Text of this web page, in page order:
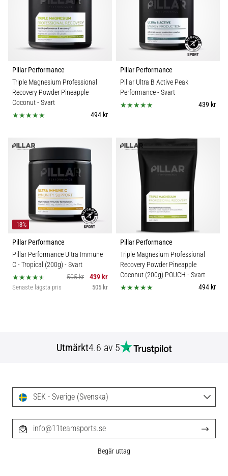
Pillar Performance
Triple Magnesium Professional
Recovery Powder Pineapple
Coconut- Svart
494 kr
Pillar Performance
Pillar Ultra B Active Peak
Performance- Svart
439 kr
-13%
Pillar Performance
Pillar Performance Ultra Immune
C - Tropical (200g)- Svart
505 kr
439 kr
Senaste lägsta pris 505 kr
Pillar Performance
Triple Magnesium Professional
Recovery Powder Pineapple
Coconut (200g) POUCH - Svart
494 kr
Utmärkt4.6 av 5
SEK - Sverige (Svenska)
info@11teamsports.se
Begär uttag